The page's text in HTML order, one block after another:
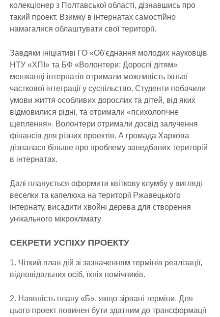
колекціонер з Полтавської області, дізнавшись про
такий проект. Взимку в інтернатах самостійно
намагалися облаштувати свої території.
Завдяки ініціативі ГО «Об'єднання молодих науковців
НТУ «ХПІ» та БФ «Волонтери: Дорослі дітям»
мешканці інтернатів отримали можливість їхньої
часткової інтеграції у суспільство. Студенти побачили
умови життя особливих дорослих та дітей, від яких
відмовилися рідні, та отримали «психологічне
щеплення». Волонтери отримали досвід залучення
фінансів для різних проектів. А громада Харкова
дізналася більше про проблему занедбаних територій
в інтернатах.
Далі планується оформити квіткову клумбу у вигляді
веселки та капелюха на території Ржавецького
інтернату, висадити хвойні дерева для створення
унікального мікроклімату
СЕКРЕТИ УСПІХУ ПРОЕКТУ
1. Чіткий план дій зі зазначенням термінів реалізації,
відповідальних осіб, їхніх помічників.
2. Наявність плану «Б», якщо зірвані терміни. Для
цього проект повинен бути здатним до трансформації